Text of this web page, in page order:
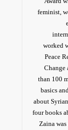
feminist,
worked
Peace
Change
than 100
basics
about
four books
Zaina